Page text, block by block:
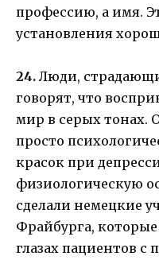
профессию, а имя.
установления
24. Люди,
говорят, что
мир в серых тонах.
просто
красок при
физиологическую
сделали немецкие
Фрайбурга,
глазах пациентов с